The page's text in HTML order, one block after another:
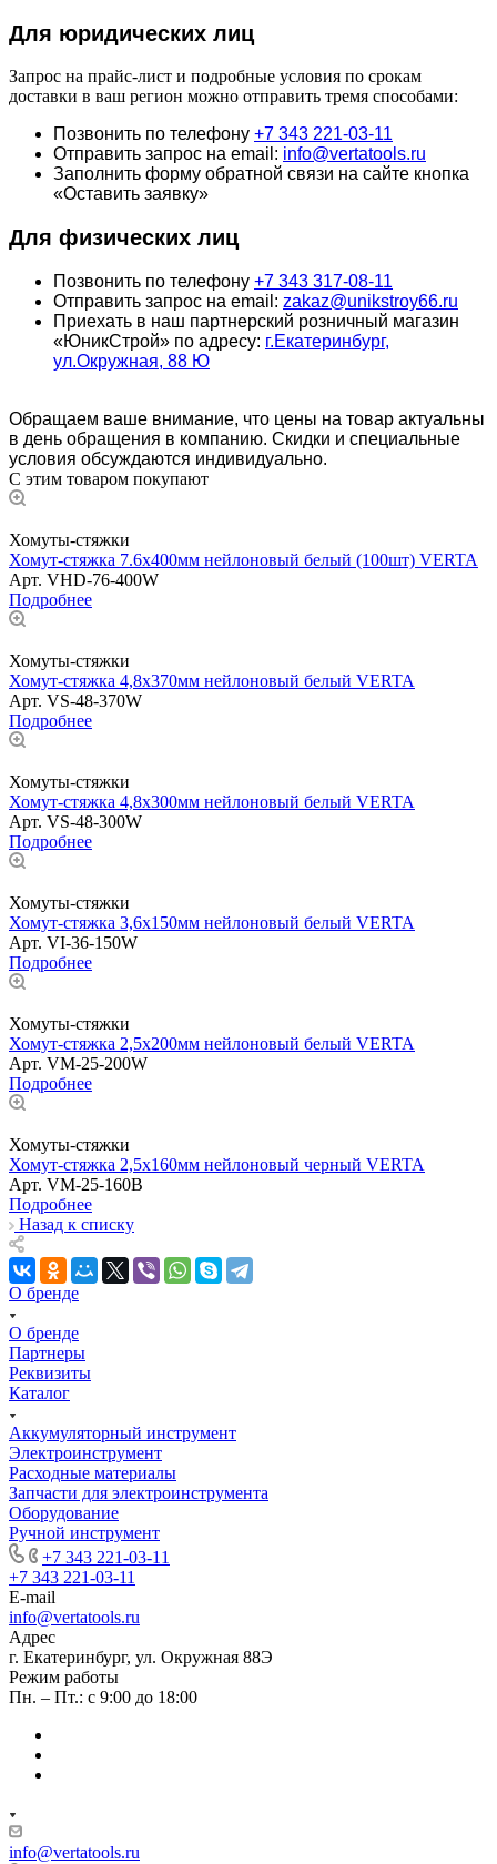
Для юридических лиц
Запрос на прайс-лист и подробные условия по срокам
доставки в ваш регион можно отправить тремя способами:
Позвонить по телефону +7 343 221-03-11
Отправить запрос на email: info@vertatools.ru
Заполнить форму обратной связи на сайте кнопка
«Оставить заявку»
Для физических лиц
Позвонить по телефону +7 343 317-08-11
Отправить запрос на email: zakaz@unikstroy66.ru
Приехать в наш партнерский розничный магазин
«ЮникСтрой» по адресу: г.Екатеринбург,
ул.Окружная, 88 Ю
Обращаем ваше внимание, что цены на товар актуальны
в день обращения в компанию. Скидки и специальные
условия обсуждаются индивидуально.
С этим товаром покупают
Хомуты-стяжки
Хомут-стяжка 7.6х400мм нейлоновый белый (100шт) VERTA
Арт. VHD-76-400W
Подробнее
Хомуты-стяжки
Хомут-стяжка 4,8х370мм нейлоновый белый VERTA
Арт. VS-48-370W
Подробнее
Хомуты-стяжки
Хомут-стяжка 4,8х300мм нейлоновый белый VERTA
Арт. VS-48-300W
Подробнее
Хомуты-стяжки
Хомут-стяжка 3,6х150мм нейлоновый белый VERTA
Арт. VI-36-150W
Подробнее
Хомуты-стяжки
Хомут-стяжка 2,5х200мм нейлоновый белый VERTA
Арт. VM-25-200W
Подробнее
Хомуты-стяжки
Хомут-стяжка 2,5х160мм нейлоновый черный VERTA
Арт. VM-25-160B
Подробнее
Назад к списку
О бренде
О бренде
Партнеры
Реквизиты
Каталог
Аккумуляторный инструмент
Электроинструмент
Расходные материалы
Запчасти для электроинструмента
Оборудование
Ручной инструмент
+7 343 221-03-11
+7 343 221-03-11
E-mail
info@vertatools.ru
Адрес
г. Екатеринбург, ул. Окружная 88Э
Режим работы
Пн. – Пт.: с 9:00 до 18:00
info@vertatools.ru